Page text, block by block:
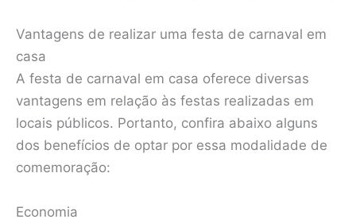
Vantagens de realizar uma festa de carnaval em
casa
A festa de carnaval em casa oferece diversas
vantagens em relação às festas realizadas em
locais públicos. Portanto, confira abaixo alguns
dos benefícios de optar por essa modalidade de
comemoração:
Economia